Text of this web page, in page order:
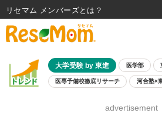
大学受験 by 東進 医学部
医専予備校徹底リサーチ 河合塾×
8月開催学校説明会・相談
advertisement
リセマム メンバーズ